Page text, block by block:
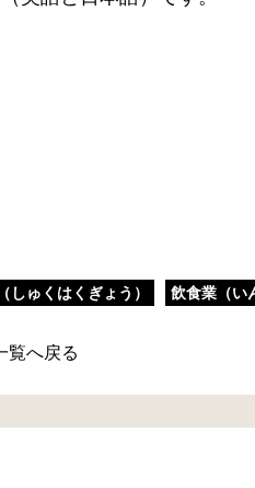
しゅくはくぎょう） 飲食業（い
覧へ戻る